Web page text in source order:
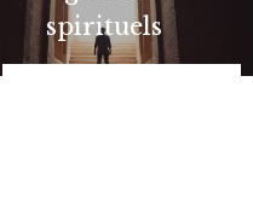
spirituels